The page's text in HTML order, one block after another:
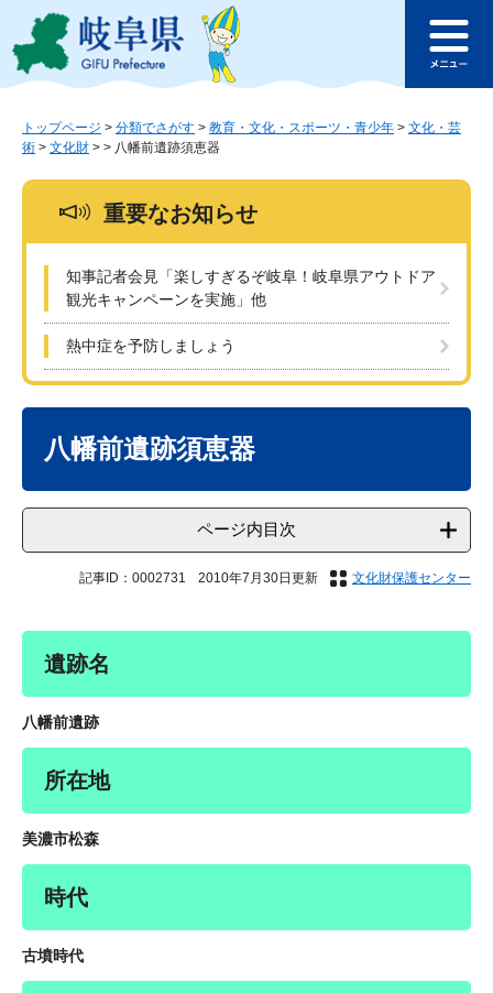
ジ
ュ
このページの本文へ
ュ
トップページ > 分類でさがす > 教育・文化・スポーツ・青少年 > 文化・芸
術 > 文化財 > > 八幡前遺跡須恵器
重要なお知らせ
知事記者会見「楽しすぎるぞ岐阜！岐阜県アウトドア
観光キャンペーンを実施」他
熱中症を予防しましょう
八幡前遺跡須恵器
ページ内目次
記事ID：0002731 2010年7月30日更新 文化財保護センター
遺跡名
八幡前遺跡
所在地
美濃市松森
時代
古墳時代